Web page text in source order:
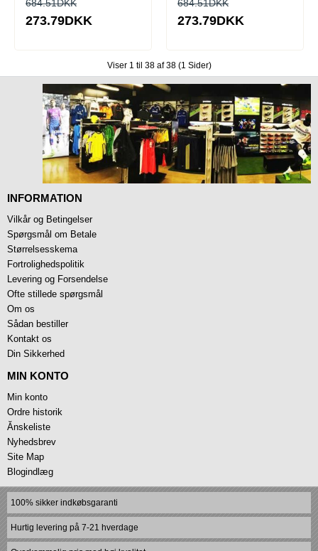
684.51DKK
273.79DKK
684.51DKK
273.79DKK
Viser 1 til 38 af 38 (1 Sider)
INFORMATION
Vilkår og Betingelser
Spørgsmål om Betale
Størrelsesskema
Fortrolighedspolitik
Levering og Forsendelse
Ofte stillede spørgsmål
Om os
Sådan bestiller
Kontakt os
Din Sikkerhed
MIN KONTO
Min konto
Ordre historik
Ănskeliste
Nyhedsbrev
Site Map
Blogindlæg
100% sikker indkøbsgaranti
Hurtig levering på 7-21 hverdage